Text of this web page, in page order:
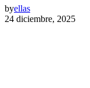
byellas
24 diciembre, 2025